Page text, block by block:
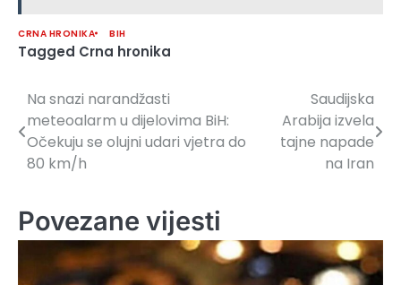
CRNA HRONIKA BIH
Tagged Crna hronika
Navigacija
članaka
Na snazi narandžasti
meteoalarm u dijelovima BiH:
Očekuju se olujni udari vjetra do
80 km/h
Saudijska
Arabija izvela
tajne napade
na Iran
Povezane vijesti